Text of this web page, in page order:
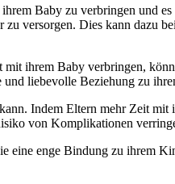
Baby zu verbringen und
versorgen. Dies kann dazu
ihrem Baby verbringen,
und liebevolle Beziehung zu
Indem Eltern mehr Zeit
von Komplikationen
eine enge Bindung zu ihrem